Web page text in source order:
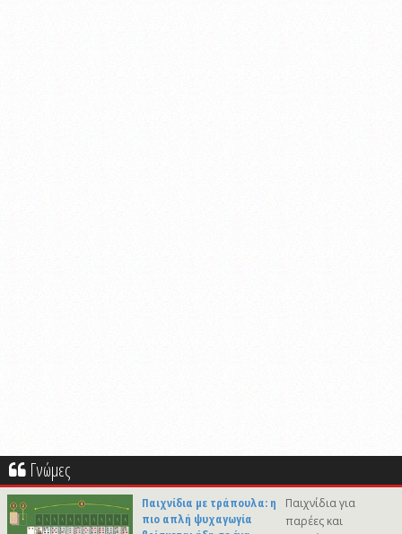
Γνώμες
Παιχνίδια με τράπουλα: η
πιο απλή ψυχαγωγία
Παιχνίδια για
παρέες και